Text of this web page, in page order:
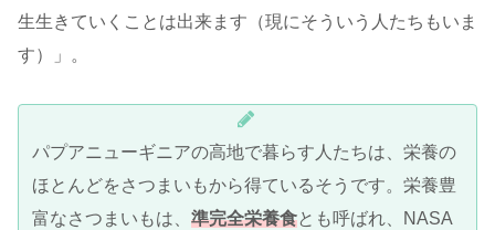
生生きていくことは出来ます（現にそういう人たちもいま
す）」。
パプアニューギニアの高地で暮らす人たちは、栄養の
ほとんどをさつまいもから得ているそうです。栄養豊
富なさつまいもは、 準完全栄養食とも呼ばれ、NASA